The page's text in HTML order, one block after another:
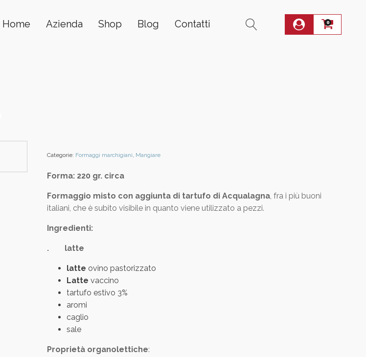
Home Azienda Shop Blog Contatti 0
Categorie: Formaggi marchigiani, Mangiare
Forma: 220 gr. circa
Formaggio misto con aggiunta di tartufo di Acqualagna, fra i più buoni
italiani, che è subito visibile in quanto viene utilizzato a pezzi.
Ingredienti:
. latte
latte ovino pastorizzato
Latte vaccino
tartufo estivo 3%
aromi
caglio
sale
Proprietà organolettiche: